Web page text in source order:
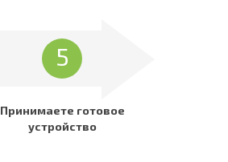
5
Принимаете готовое
устройство